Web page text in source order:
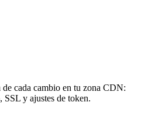
cada cambio en tu zona CDN:
y ajustes de token.